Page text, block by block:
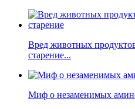
Вред животных
старение...
Миф о незаменимых